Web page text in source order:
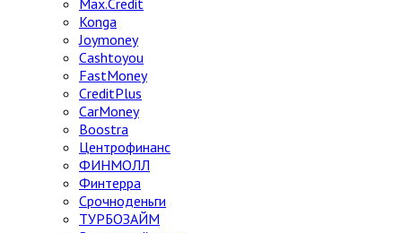
Max.Credit
Konga
Joymoney
Cashtoyou
FastMoney
CreditPlus
CarMoney
Boostra
Центрофинанс
ФИНМОЛЛ
Финтерра
Срочноденьги
ТУРБОЗАЙМ